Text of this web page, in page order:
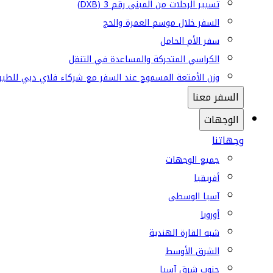
تسيير الرحلات من المبنى رقم 3 (DXB)
السفر خلال موسم العمرة والحج
سفر الأم الحامل
الكراسي المتحركة والمساعدة في التنقل
وزن الأمتعة المسموح عند السفر مع شركاء فلاي دبي
السفر معنا
الوجهات
وجهاتنا
جميع الوجهات
أفريقيا
آسيا الوسطى
أوروبا
شبه القارة الهندية
الشرق الأوسط
جنوب شرق آسيا